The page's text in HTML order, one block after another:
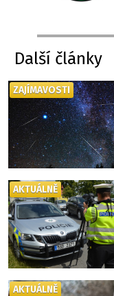
Další články
ZAJÍMAVOSTI
AKTUÁLNĚ
AKTUÁLNĚ